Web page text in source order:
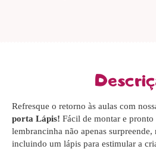
Refresque o retorno às aulas com
porta Lápis! Fácil de montar e pronto
lembrancinha não apenas
incluindo um lápis para estimular a